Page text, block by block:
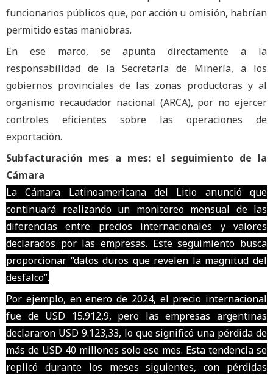
funcionarios públicos que, por acción u omisión, habrían
permitido estas maniobras.
En ese marco, se apunta directamente a la
responsabilidad de la Secretaría de Minería, a los
gobiernos provinciales de las zonas productoras y al
organismo recaudador nacional (ARCA), por no ejercer
controles eficientes sobre las operaciones de
exportación.
Subfacturación mes a mes: el seguimiento de la
Cámara
La Cámara Latinoamericana del Litio anunció que
continuará realizando un monitoreo mensual de las
diferencias entre precios internacionales y valores
declarados por las empresas. Este seguimiento busca
proporcionar “datos duros que revelen la magnitud del
desfalco”.
Por ejemplo, en enero de 2024, el precio internacional
fue de USD 15.912,9, pero las empresas argentinas
declararon USD 9.123,33, lo que significó una pérdida de
más de USD 40 millones solo ese mes. Esta tendencia se
replicó durante los meses siguientes, con pérdidas